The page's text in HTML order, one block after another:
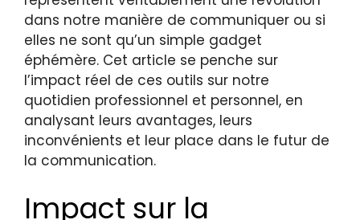
dans notre manière de communiquer ou si
elles ne sont qu’un simple gadget
éphémère. Cet article se penche sur
l’impact réel de ces outils sur notre
quotidien professionnel et personnel, en
analysant leurs avantages, leurs
inconvénients et leur place dans le futur de
la communication.
Impact sur la